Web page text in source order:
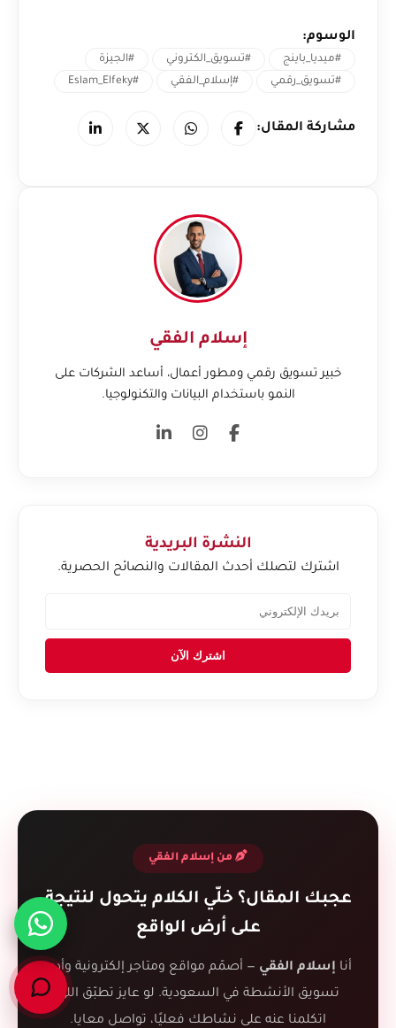
الوسوم:
#ميديا_باينج #تسويق_الكتروني
#الجيزة
#تسويق_رقمي
#إسلام_الفقي #Eslam_Elfeky
مشاركة المقال:
إسلام الفقي
خبير تسويق رقمي ومطور أعمال، أساعد الشركات على
النمو باستخدام البيانات والتكنولوجيا.
النشرة البريدية
اشترك لتصلك أحدث المقالات والنصائح الحصرية.
اشترك الآن
من إسلام الفقي
عجبك المقال؟ خلّي الكلام يتحول لنتيجة
على أرض الواقع
أنا إسلام الفقي — أصمّم مواقع ومتاجر إلكترونية وأدير
تسويق الأنشطة في السعودية. لو عايز تطبّق اللي
اتكلمنا عنه على نشاطك فعليًا، تواصل معايا.